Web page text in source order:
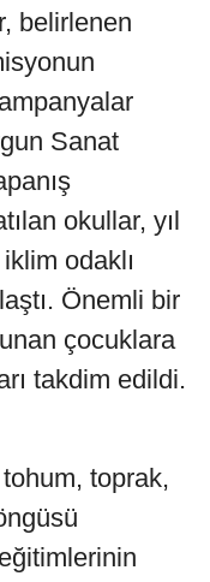
belirlenen
Sanat
okullar, yıl
odaklı
Önemli bir
çocuklara
takdim edildi.
toprak,